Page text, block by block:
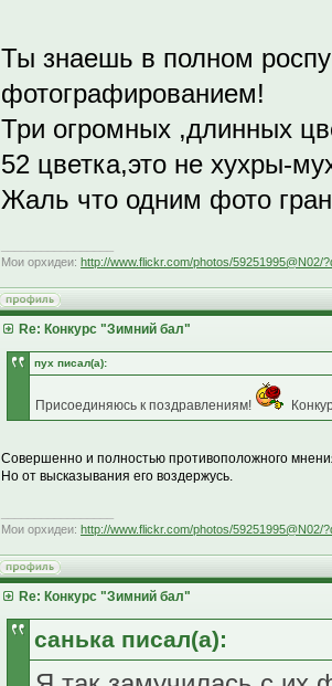
Ты знаешь в полном
фотографированием!
Три огромных ,длинных
52 цветка,это не хухры-
Жаль что одним фото
Мои орхидеи: http://www.flickr.com/photos/59251995@N02/
Re: Конкурс "Зимний бал"
пух писал(а):
Присоединяюсь к поздравлениям!
Совершенно и полностью противоположного
Но от высказывания его воздержусь.
Мои орхидеи: http://www.flickr.com/photos/59251995@N02/
Re: Конкурс "Зимний бал"
санька писал(а):